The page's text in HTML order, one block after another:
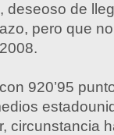
deseoso de
pero que
920’95
circunstancia